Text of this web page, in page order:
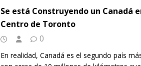
Se está Construyendo un Canadá
Centro de Toronto
0
En realidad, Canadá es el segundo país